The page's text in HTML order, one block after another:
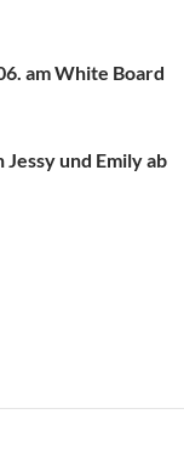
am White Board
und Emily ab